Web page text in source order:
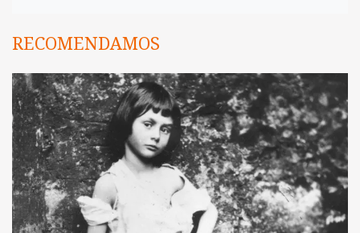
RECOMENDAMOS